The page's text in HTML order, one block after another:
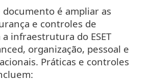
documento é ampliar as
e controles de
infraestrutura do ESET
organização, pessoal e
Práticas e controles